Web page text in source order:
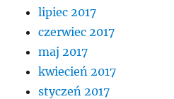
lipiec 2017
czerwiec 2017
maj 2017
kwiecień 2017
styczeń 2017